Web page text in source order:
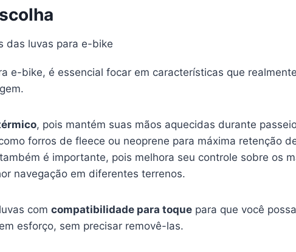
e-bike, é essencial focar em características que
, pois mantém suas mãos aquecidas durante
forros de fleece ou neoprene para máxima retenção
também é importante, pois melhora seu controle sobre os
navegação em diferentes terrenos.
com compatibilidade para toque para que você
esforço, sem precisar removê-las.